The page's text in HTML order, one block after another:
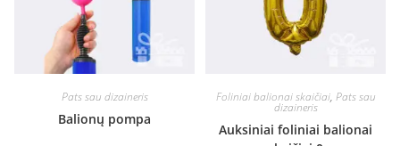
Pats sau dizaineris
Balionų pompa
Foliniai balionai skaičiai, Pats sau
dizaineris
Auksiniai foliniai balionai